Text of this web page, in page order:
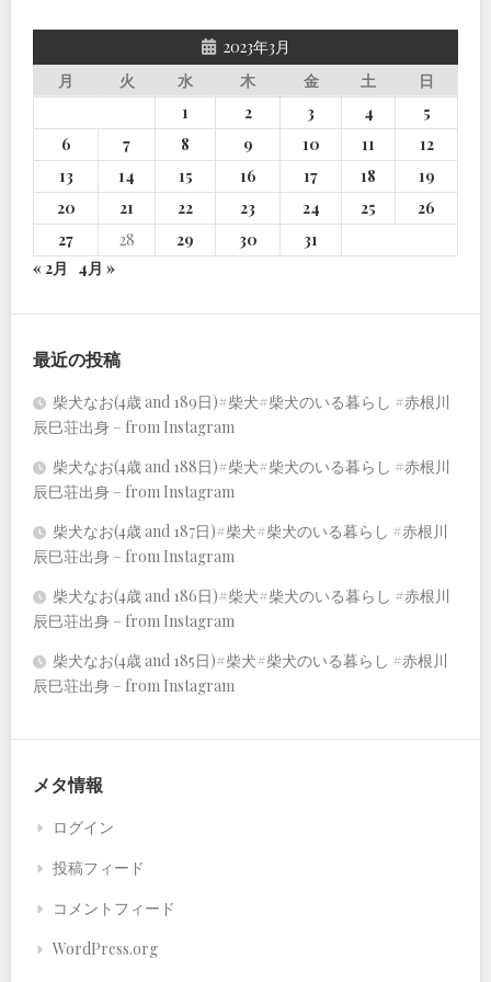
2023年3月
月
火 水 木 金 土
日
1
2 3 4
5
6
7 8 9 10 11
12
13
14 15 16 17 18
19
20
21 22 23 24 25
26
27
28 29 30
31
« 2月
4月 »
最近の投稿
柴犬なお(4歳 and 189日)#柴犬#柴犬のいる暮らし #赤根川
辰巳荘出身 – from Instagram
柴犬なお(4歳 and 188日)#柴犬#柴犬のいる暮らし #赤根川
辰巳荘出身 – from Instagram
柴犬なお(4歳 and 187日)#柴犬#柴犬のいる暮らし #赤根川
辰巳荘出身 – from Instagram
柴犬なお(4歳 and 186日)#柴犬#柴犬のいる暮らし #赤根川
辰巳荘出身 – from Instagram
柴犬なお(4歳 and 185日)#柴犬#柴犬のいる暮らし #赤根川
辰巳荘出身 – from Instagram
メタ情報
ログイン
投稿フィード
コメントフィード
WordPress.org